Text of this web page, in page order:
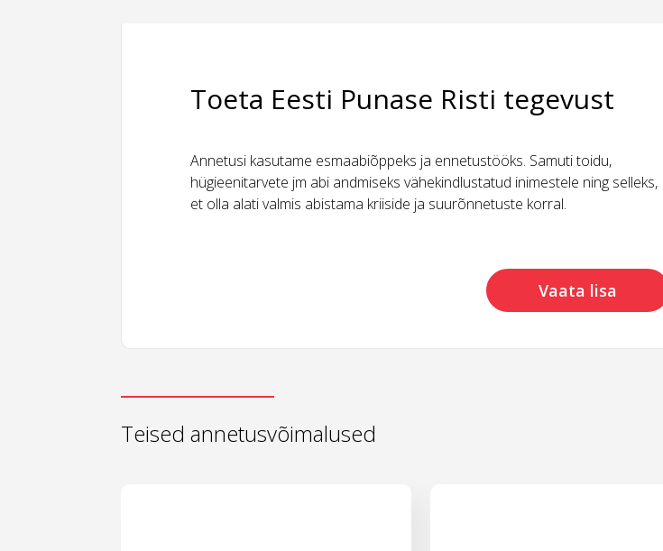
Toeta Eesti Punase Risti tegevust
Annetusi kasutame esmaabiõppeks ja ennetustööks. Samuti toidu,
hügieenitarvete jm abi andmiseks vähekindlustatud inimestele ning selleks,
et olla alati valmis abistama kriiside ja suurõnnetuste korral.
Vaata lisa
Teised annetusvõimalused